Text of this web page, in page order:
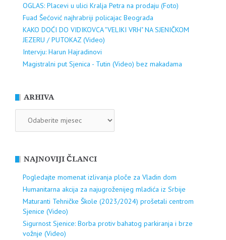
OGLAS: Placevi u ulici Kralja Petra na prodaju (Foto)
Fuad Šećović najhrabriji policajac Beograda
KAKO DOĆI DO VIDIKOVCA "VELIKI VRH" NA SJENIČKOM
JEZERU / PUTOKAZ (Video)
Intervju: Harun Hajradinovi
Magistralni put Sjenica - Tutin (Video) bez makadama
ARHIVA
NAJNOVIJI ČLANCI
Pogledajte momenat izlivanja ploče za Vladin dom
Humanitarna akcija za najugroženijeg mladića iz Srbije
Maturanti Tehničke Škole (2023/2024) prošetali centrom
Sjenice (Video)
Sigurnost Sjenice: Borba protiv bahatog parkiranja i brze
vožnje (Video)